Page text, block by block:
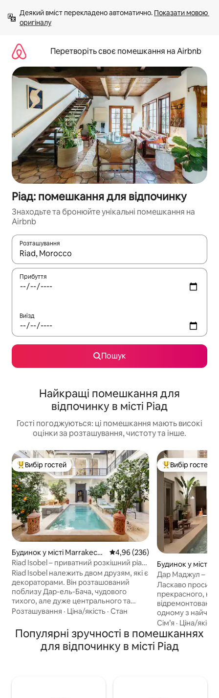
вмісту
Деякий вміст перекладено автоматично. Показати мовою
оригіналу
Перетворіть своє помешкання на Airbnb
Ріад: помешкання для відпочинку
Знаходьте та бронюйте унікальні помешкання на
Airbnb
Розташування
Отримавши результати пошуку, використовуйте для
Прибуття
Виїзд
Пошук
Найкращі помешкання для
відпочинку в місті Ріад
Гості погоджуються: ці помешкання мають високі
оцінки за розташування, чистоту та інше.
Топ вибір гостей
Вибір гостей
Будинок у місті Marrakech
Medina
Середня оцінка: 4,96 з 5,
4,96 (236)
Riad Isobel – приватний розкішний ріад
на 8 місць із басейном
Riad Isobel належить двом друзям, які є
декораторами. Він розташований
поблизу Дар-ель-Бача, чудового
тихого, але дуже центрального та
ексклюзивного району в медіні.
до найвищих стандартів і
спроектований так, щоб відчути себе
як власний приватний бутик-готель
Розташування · Ціна/якість · Стан
Топ вибір гостей
Вибір гостей
Будинок у місті
Medina
Дар Маджул – новинка!
з нагоди
Ласкаво
прекрасного,
одному з
медіни
палацу Багія та
пульсуючого
площі Джамаа-ель-
Сім’я · Ціна/якість
Популярні зручності в помешканнях
для відпочинку в місті Ріад